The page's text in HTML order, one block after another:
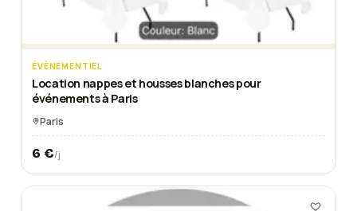
ÉVÈNEMENTIEL
Location nappes et housses blanches pour
événements à Paris
Paris
6 €/j